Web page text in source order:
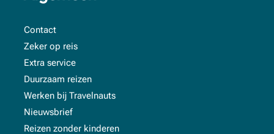
Contact
Zeker op reis
Extra service
Duurzaam reizen
Werken bij Travelnauts
Nieuwsbrief
Reizen zonder kinderen